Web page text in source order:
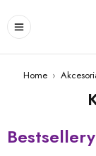
Home ›
Bestsellery